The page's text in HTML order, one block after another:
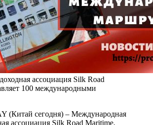
ассоциация Silk Road
100 международными
(Китай сегодня) – Международная
ассоциация Silk Road Maritime,